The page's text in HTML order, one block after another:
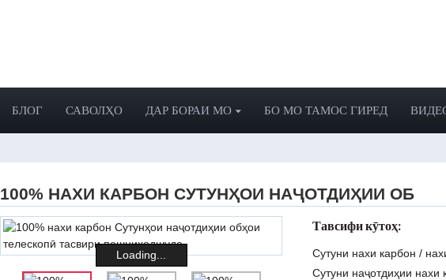
БЛОГ САВОЛҲО ДАР БОРАИ МО БО МО ТАМОС ГИРЕД
100% НАХИ КАРБОН СУТУНҲОИ НАҶОТДИҲИИ ОБ
Loading...
Тавсифи кӯтоҳ:
Сутуни нахи карбон /
Сутуни наҷотдиҳии